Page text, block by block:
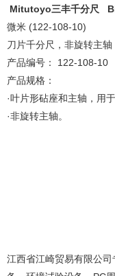
Mitutoyo三丰千分尺
微米 (122-108-10)
刀片千分尺，非旋转主轴
产品编号： 122-108-10
产品规格：
·叶片形砧座和主轴，用
·非旋转主轴。
江西省江崎贸易有限公